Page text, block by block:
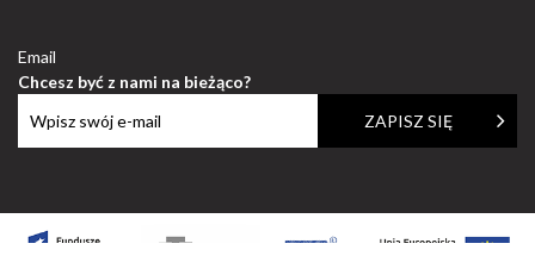
Email
Chcesz być z nami na bieżąco?